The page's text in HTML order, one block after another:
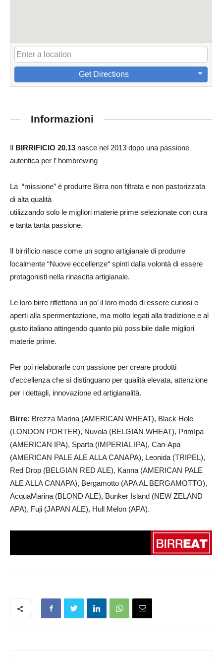
Get Directions
Informazioni
Il BIRRIFICIO 20.13 nasce nel 2013 dopo una passione
autentica per l’ hombrewing
La “missione” è produrre Birra non filtrata e non pastorizzata
di alta qualità
utilizzando solo le migliori materie prime selezionate con cura
e tanta tanta passione.
Il birrificio nasce come un sogno artigianale di produrre
localmente “Nuove eccellenze“ spinti dalla volontà di essere
protagonisti nella rinascita artigianale.
Le loro birre riflettono un po’ il loro modo di essere curiosi e
aperti alla sperimentazione, ma molto legati alla tradizione e al
gusto italiano attingendo quanto più possibile dalle migliori
materie prime.
Per poi rielaborarle con passione per creare prodotti
d’eccellenza che si distinguano per qualità elevata, attenzione
per i dettagli, innovazione ed artigianalità.
Birre: Brezza Marina (AMERICAN WHEAT), Black Hole
(LONDON PORTER), Nuvola (BELGIAN WHEAT), PrimIpa
(AMERICAN IPA), Sparta (IMPERIAL IPA), Can-Apa
(AMERICAN PALE ALE ALLA CANAPA), Leonida (TRIPEL),
Red Drop (BELGIAN RED ALE), Kanna (AMERICAN PALE
ALE ALLA CANAPA), Bergamotto (APA AL BERGAMOTTO),
AcquaMarina (BLOND ALE), Bunker Island (NEW ZELAND
APA), Fuji (JAPAN ALE), Hull Melon (APA).